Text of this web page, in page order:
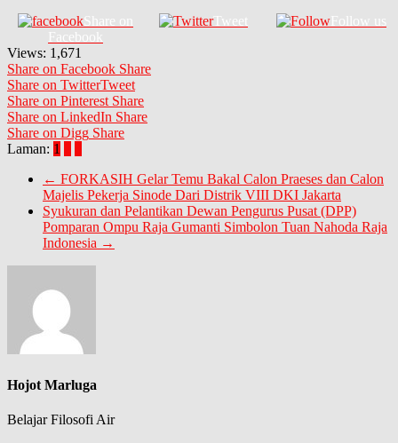
Share on
Facebook
Tweet Follow us
Views: 1,671
Share on Facebook Share
Share on TwitterTweet
Share on Pinterest Share
Share on LinkedIn Share
Share on Digg Share
Laman: 1
← FORKASIH Gelar Temu Bakal Calon Praeses dan Calon
Majelis Pekerja Sinode Dari Distrik VIII DKI Jakarta
Syukuran dan Pelantikan Dewan Pengurus Pusat (DPP)
Pomparan Ompu Raja Gumanti Simbolon Tuan Nahoda Raja
Indonesia →
Hojot Marluga
Belajar Filosofi Air